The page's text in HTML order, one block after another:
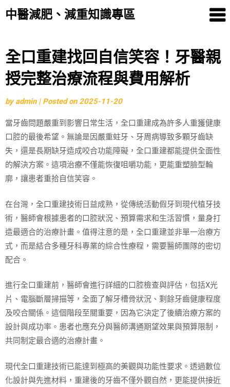
中醫減肥、減重知識專區
Skip
to
content
全口重建找回自信笑容！牙醫親
授完整治療流程與費用解析
byadmin | Posted on2025-11-20
當牙齒問題嚴重到影響日常生活，全口重建成為許多人重獲健康
口腔的最後希望。無論是因嚴重蛀牙、牙周病導致多顆牙齒缺
失，還是長期缺牙造成咬合功能障礙，全口重建都能提供全面性
的解決方案。這項治療不僅能恢復咀嚼功能，更能重塑臉型輪
廓，讓患者重拾自信笑容。
在台灣，全口重建技術日益成熟，從傳統活動假牙到現代植牙技
術，醫師會根據患者的口腔狀況、預算需求和生活習慣，量身打
造最適合的治療計畫。值得注意的是，全口重建並非單一治療方
式，而是結合多種牙科專業的綜合性療程，需要醫師團隊的密切
配合。
進行全口重建前，醫師會進行詳細的口腔檢查與評估，包括X光
片、電腦斷層掃描等，全面了解牙槽骨狀況、剩餘牙齒健康程度
及咬合關係。這個階段至關重要，因為它決定了後續治療方案的
設計與成功率。患者也應充分與醫師溝通期望效果與預算限制，
共同制定最合適的治療計畫。
現代全口重建技術已能達到極高的美觀與功能性要求。透過數位
化設計與先進材料，重建後的牙齒不僅外觀自然，更能提供接近